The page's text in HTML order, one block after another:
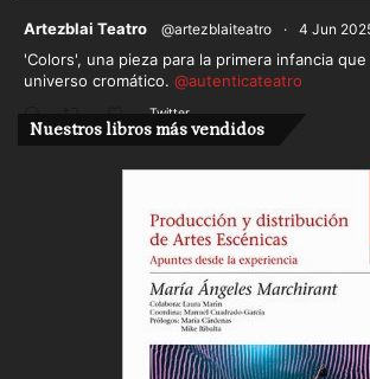
Artezblai Teatro @artezblaiteatro · 4 Jun
'Colors', una pieza para la primera infancia que
universo cromático. @autenticateatro
Twitter
Cargar más
Nuestros libros más vendidos